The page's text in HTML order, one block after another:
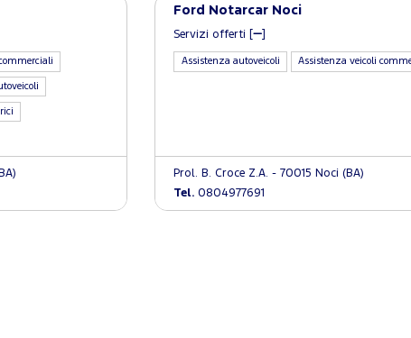
Ford Notarcar Noci
Servizi offerti [
Assistenza autoveicoli Assistenza veicoli
Prol. B. Croce Z.A. - 70015 Noci (BA)
Tel. 0804977691